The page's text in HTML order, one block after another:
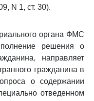
N 1, ст. 30).
органа ФМС
решения о
направляет
гражданина в
о содержании
отведенном